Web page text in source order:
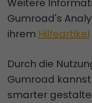
Weitere
Gumroad's
ihrem Hilfeartikel
Durch die
Gumroad
smarter